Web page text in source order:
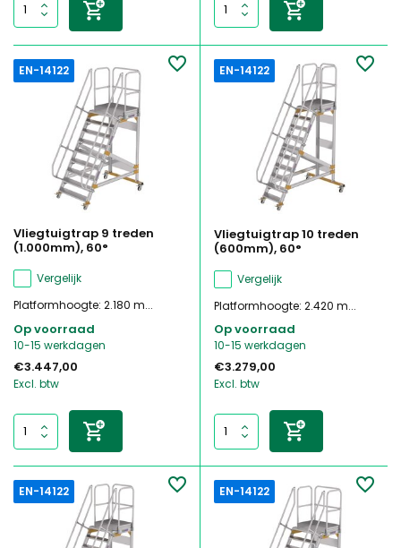
EN-14122
Vliegtuigtrap 9 treden
(1.000mm), 60°
Vergelijk
Platformhoogte: 2.180 m...
Op voorraad
10-15 werkdagen
€3.447,00
Excl. btw
EN-14122
Vliegtuigtrap 10 treden
(600mm), 60°
Vergelijk
Platformhoogte: 2.420 m...
Op voorraad
10-15 werkdagen
€3.279,00
Excl. btw
EN-14122 EN-14122